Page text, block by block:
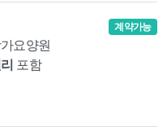
요양원
포함
계약가능